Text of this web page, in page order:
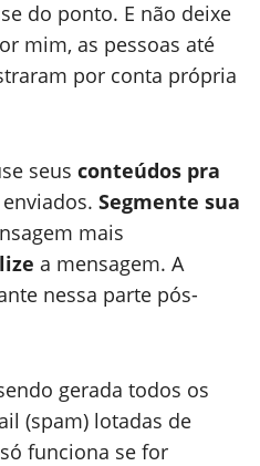
do ponto. E não deixe
mim, as pessoas até
por conta própria
seus conteúdos pra
Segmente sua
mais
a mensagem. A
nessa parte pós-
gerada todos os
(spam) lotadas de
funciona se for